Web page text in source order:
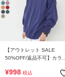
【アウトレット SALE
50%OFF/返品不可】カラフ
毛 無地 大人トレーナー
¥998 税込